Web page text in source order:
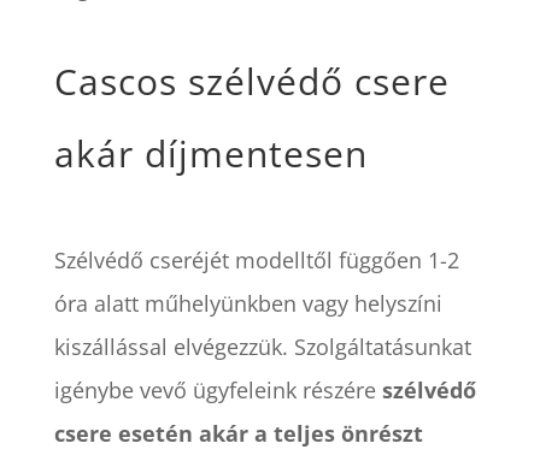
Cascos szélvédő csere
akár díjmentesen
Szélvédő cseréjét modelltől függően 1-2
óra alatt műhelyünkben vagy helyszíni
kiszállással elvégezzük. Szolgáltatásunkat
igénybe vevő ügyfeleink részére szélvédő
csere esetén akár a teljes önrészt